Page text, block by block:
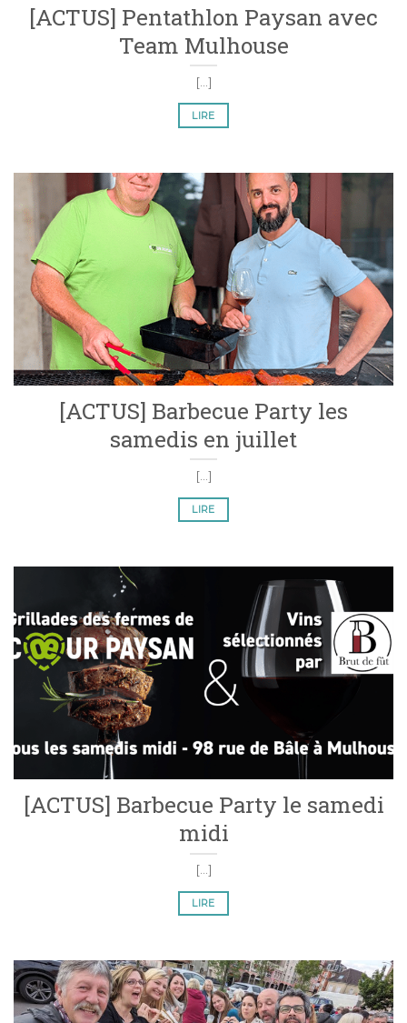
[ACTUS] Pentathlon Paysan avec
Team Mulhouse
[...]
LIRE
[ACTUS] Barbecue Party les
samedis en juillet
[...]
LIRE
[ACTUS] Barbecue Party le samedi
midi
[...]
LIRE